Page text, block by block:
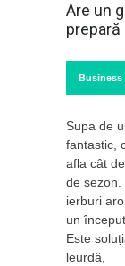
Are un
prepară
Business
Supa de
fantastic,
afla cât
de sezon.
ierburi
un
Este
leurdă,